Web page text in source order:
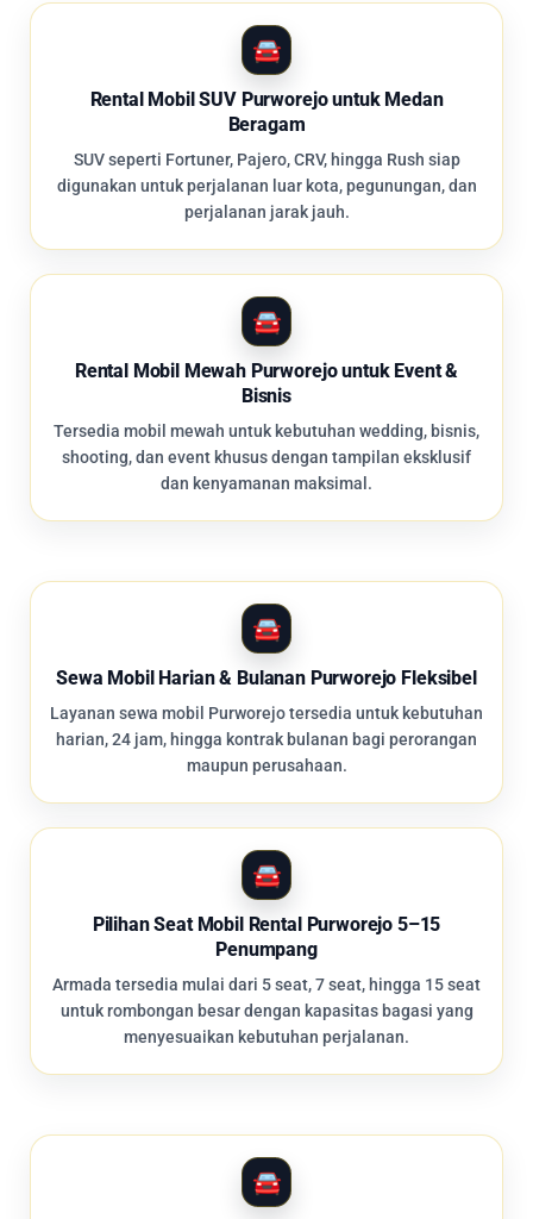
Rental Mobil SUV Purworejo untuk Medan
Beragam
SUV seperti Fortuner, Pajero, CRV, hingga Rush siap
digunakan untuk perjalanan luar kota, pegunungan, dan
perjalanan jarak jauh.
Rental Mobil Mewah Purworejo untuk Event &
Bisnis
Tersedia mobil mewah untuk kebutuhan wedding, bisnis,
shooting, dan event khusus dengan tampilan eksklusif
dan kenyamanan maksimal.
Sewa Mobil Harian & Bulanan Purworejo Fleksibel
Layanan sewa mobil Purworejo tersedia untuk kebutuhan
harian, 24 jam, hingga kontrak bulanan bagi perorangan
maupun perusahaan.
Pilihan Seat Mobil Rental Purworejo 5–15
Penumpang
Armada tersedia mulai dari 5 seat, 7 seat, hingga 15 seat
untuk rombongan besar dengan kapasitas bagasi yang
menyesuaikan kebutuhan perjalanan.